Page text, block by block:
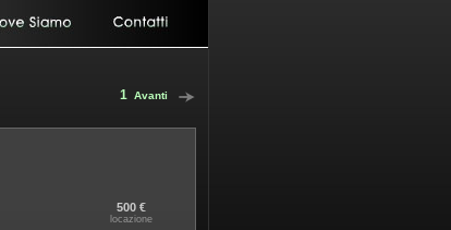
1 Avanti
500 €
locazione